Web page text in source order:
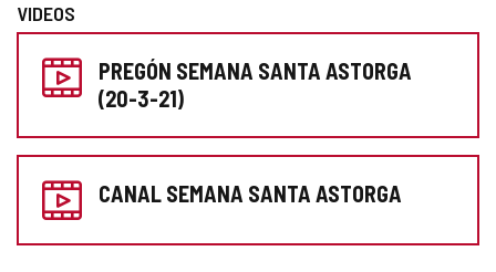
PREPARA
TU
VISITA
VIDEOS
PREGÓN SEMANA SANTA ASTORGA
(20-3-21)
CANAL SEMANA SANTA ASTORGA